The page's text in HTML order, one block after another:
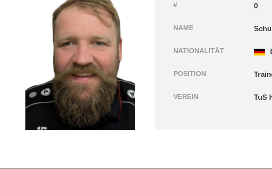
# 0
NAME
NATIONALITÄT
POSITION
VEREIN TuS